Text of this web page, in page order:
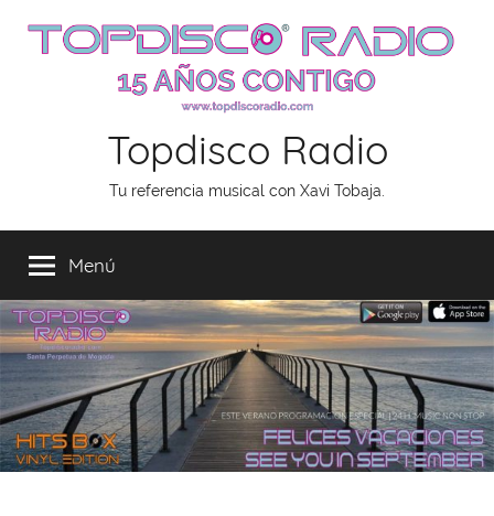
Topdisco Radio
Tu referencia musical con Xavi Tobaja.
Menú